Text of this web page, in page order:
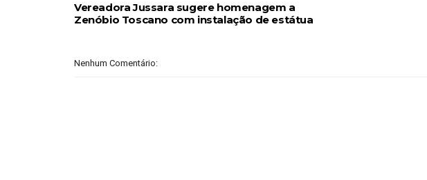
Vereadora Jussara sugere homenagem a
Zenóbio Toscano com instalação de estátua
Nenhum Comentário: